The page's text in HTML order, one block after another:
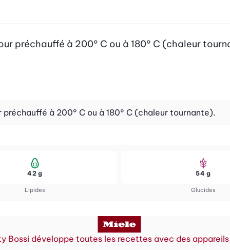
préchauffé à 200° C ou à 180° C (chaleur
à 200° C ou à 180° C (chaleur tournante).
Lipides
42 g
Glucides
54 g
Bossi développe toutes les recettes avec des